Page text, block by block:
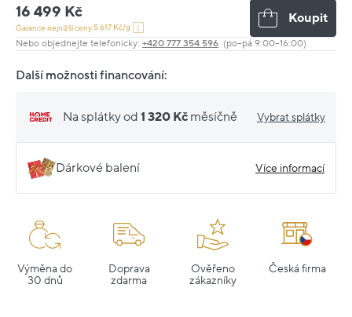
16 499 Kč
Garance nejnižší ceny:5 617 Kč/g
Koupit
Nebo objednejte telefonicky: +420 777 354 596 (po–pá 9:00–16:00)
Další možnosti financování:
Na splátky od 1 320 Kč měsíčně Vybrat splátky
Dárkové balení Více informací
Výměna do
30 dnů
Doprava
zdarma
Ověřeno
zákazníky
Česká firma